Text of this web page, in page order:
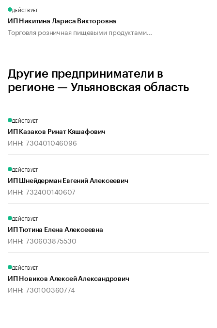
ДЕЙСТВУЕТ
ИП Никитина Лариса Викторовна
Торговля розничная пищевыми продуктами...
Другие предприниматели в
регионе — Ульяновская область
ДЕЙСТВУЕТ
ИП Казаков Ринат Кяшафович
ИНН: 730401046096
ДЕЙСТВУЕТ
ИП Шнейдерман Евгений Алексеевич
ИНН: 732400140607
ДЕЙСТВУЕТ
ИП Тютина Елена Алексеевна
ИНН: 730603875530
ДЕЙСТВУЕТ
ИП Новиков Алексей Александрович
ИНН: 730100360774